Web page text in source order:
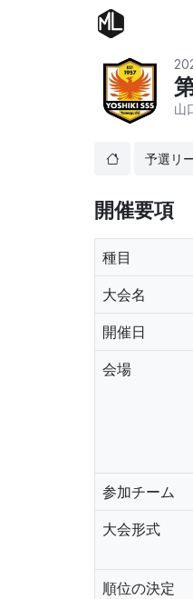
山
予選リ
開催要項
種目
大会名
開催日
会場
参加チーム
大会形式
順位の決定